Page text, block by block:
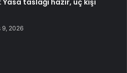
taslağı hazır, üç kişi
9, 2026